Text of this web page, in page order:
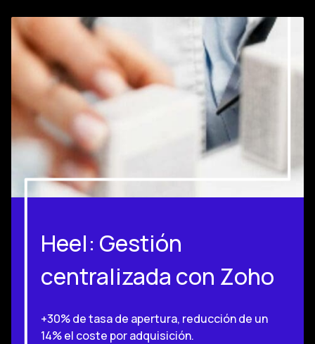
Heel: Gestión
centralizada con Zoho
+30% de tasa de apertura, reducción de un
14% el coste por adquisición.